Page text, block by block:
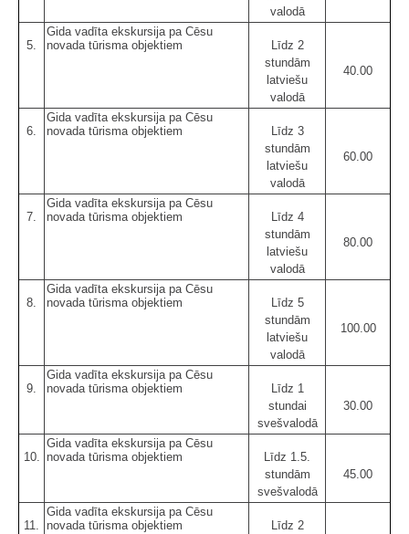
valodā
5.
Gida vadīta ekskursija pa Cēsu
novada tūrisma objektiem
Līdz 2
stundām
latviešu
valodā
40.00
6.
Gida vadīta ekskursija pa Cēsu
novada tūrisma objektiem
Līdz 3
stundām
latviešu
valodā
60.00
7.
Gida vadīta ekskursija pa Cēsu
novada tūrisma objektiem
Līdz 4
stundām
latviešu
valodā
80.00
8.
Gida vadīta ekskursija pa Cēsu
novada tūrisma objektiem
Līdz 5
stundām
latviešu
valodā
100.00
9.
Gida vadīta ekskursija pa Cēsu
novada tūrisma objektiem
Līdz 1
stundai
svešvalodā
30.00
10.
Gida vadīta ekskursija pa Cēsu
novada tūrisma objektiem
Līdz 1.5.
stundām
svešvalodā
45.00
11.
Gida vadīta ekskursija pa Cēsu
novada tūrisma objektiem
Līdz 2